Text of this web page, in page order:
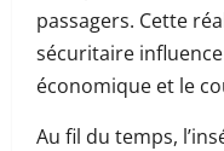
passagers. Cette
sécuritaire
économique et le
Au fil du temps,